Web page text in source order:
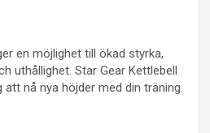
en möjlighet till ökad styrka,
uthållighet. Star Gear Kettlebell
att nå nya höjder med din träning.